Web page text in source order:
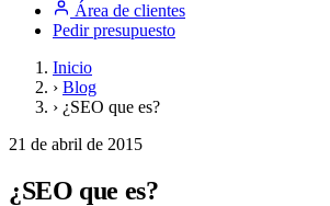
Área de clientes
Pedir presupuesto
Inicio
› Blog
› ¿SEO que es?
21 de abril de 2015
¿SEO que es?